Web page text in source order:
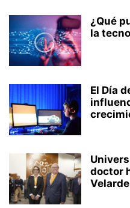
¿Qué
la
El Día
doctor